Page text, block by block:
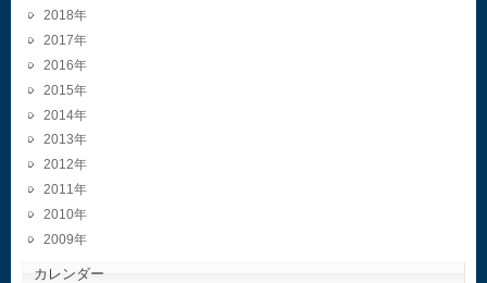
2018
2017
2016
2015
2014
2013
2012
2011
2010
2009
カレンダー